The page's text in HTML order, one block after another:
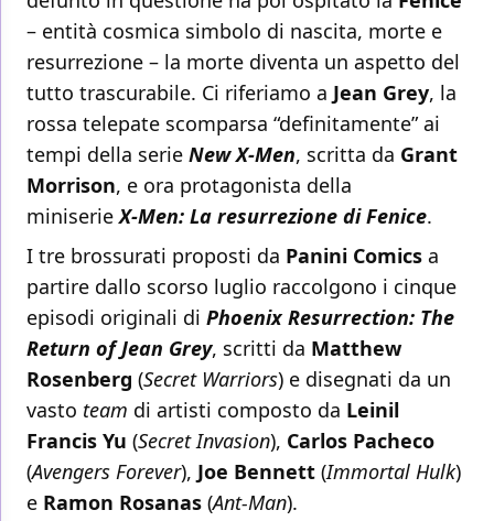
– entità cosmica simbolo di nascita, morte e
resurrezione – la morte diventa un aspetto del
tutto trascurabile. Ci riferiamo a Jean Grey, la
rossa telepate scomparsa “definitamente” ai
tempi della serie New X-Men, scritta da Grant
Morrison, e ora protagonista della
miniserieX-Men: La resurrezione di Fenice.
I tre brossurati proposti da Panini Comics a
partire dallo scorso luglio raccolgono i cinque
episodi originali di Phoenix Resurrection: The
Return of Jean Grey, scritti da Matthew
Rosenberg (Secret Warriors) e disegnati da un
vasto team di artisti composto da Leinil
Francis Yu (Secret Invasion), Carlos Pacheco
(Avengers Forever), Joe Bennett (Immortal Hulk)
e Ramon Rosanas (Ant-Man).